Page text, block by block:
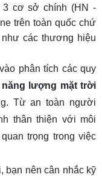
3 cơ sở chính (HN -
trên toàn quốc chứ
các thương hiệu
phân tích các quy
lượng mặt trời
Từ an toàn người
thân thiện với môi
trọng trong việc
bạn nên cân nhắc kỹ